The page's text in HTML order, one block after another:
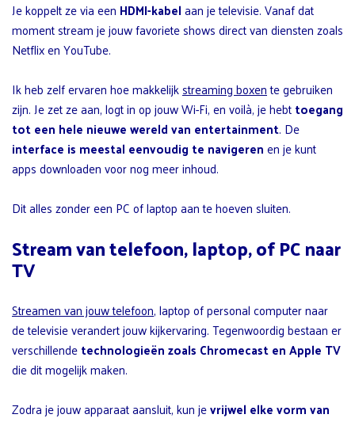
Je koppelt ze via een HDMI-kabelaan je televisie. Vanaf dat
moment stream je jouw favoriete shows direct van diensten zoals
Netflix en YouTube.
Ik heb zelf ervaren hoe makkelijkstreaming boxente gebruiken
zijn. Je zet ze aan, logt in op jouw Wi-Fi, en voilà, je hebttoegang
tot een hele nieuwe wereld van entertainment. De
interface is meestal eenvoudig te navigerenen je kunt
apps downloaden voor nog meer inhoud.
Dit alles zonder een PC of laptop aan te hoeven sluiten.
Stream van telefoon, laptop, of PC naar
TV
Streamen van jouw telefoon, laptop of personal computer naar
de televisie verandert jouw kijkervaring. Tegenwoordig bestaan er
verschillendetechnologieën zoals Chromecast en Apple TV
die dit mogelijk maken.
Zodra je jouw apparaat aansluit, kun jevrijwel elke vorm van